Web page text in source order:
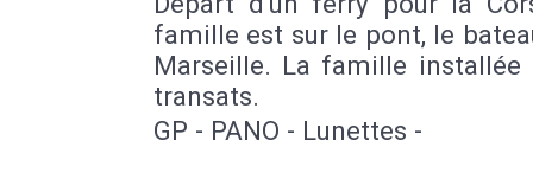
famille est sur le pont, le
Marseille. La famille installée
transats.
GP - PANO - Lunettes -